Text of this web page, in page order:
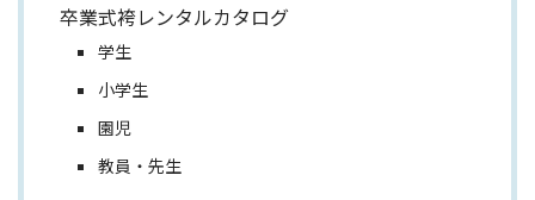
卒業式袴レンタルカタログ
学生
小学生
園児
教員・先生